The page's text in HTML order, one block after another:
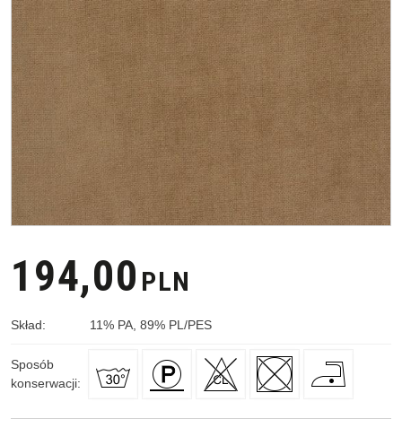
194,00 PLN
Skład: 11% PA, 89% PL/PES
Sposób
konserwacji: